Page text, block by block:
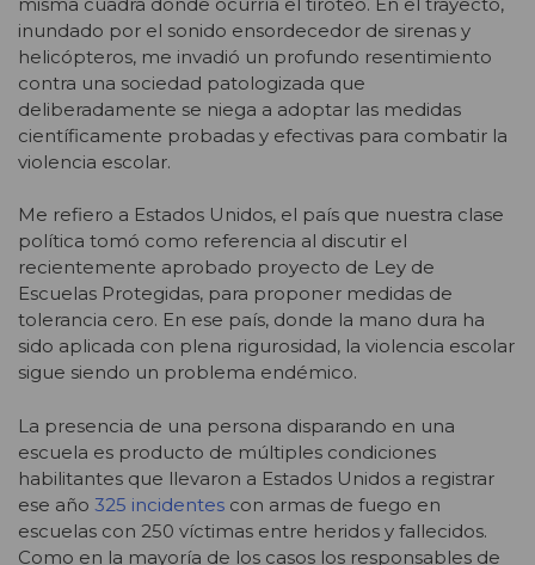
inundado por el sonido ensordecedor de sirenas y
helicópteros, me invadió un profundo resentimiento
contra una sociedad patologizada que
deliberadamente se niega a adoptar las medidas
científicamente probadas y efectivas para combatir la
violencia escolar.
Me refiero a Estados Unidos, el país que nuestra clase
política tomó como referencia al discutir el
recientemente aprobado proyecto de Ley de
Escuelas Protegidas, para proponer medidas de
tolerancia cero. En ese país, donde la mano dura ha
sido aplicada con plena rigurosidad, la violencia escolar
sigue siendo un problema endémico.
La presencia de una persona disparando en una
escuela es producto de múltiples condiciones
habilitantes que llevaron a Estados Unidos a registrar
ese año 325 incidentes con armas de fuego en
escuelas con 250 víctimas entre heridos y fallecidos.
Como en la mayoría de los casos los responsables de